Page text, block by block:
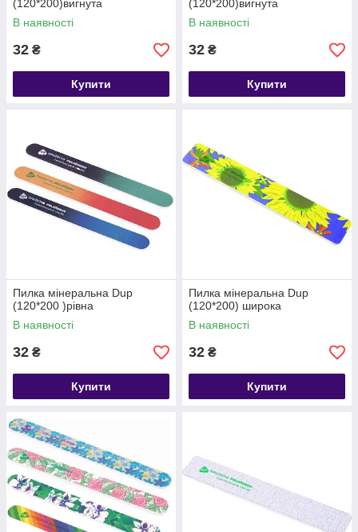
(120*200)вигнута
В наявності
32 ₴
Купити
(120*200)вигнута
В наявності
32 ₴
Купити
Пилка мінеральна Dup
(120*200 )рівна
В наявності
32 ₴
Купити
Пилка мінеральна Dup
(120*200) широка
В наявності
32 ₴
Купити